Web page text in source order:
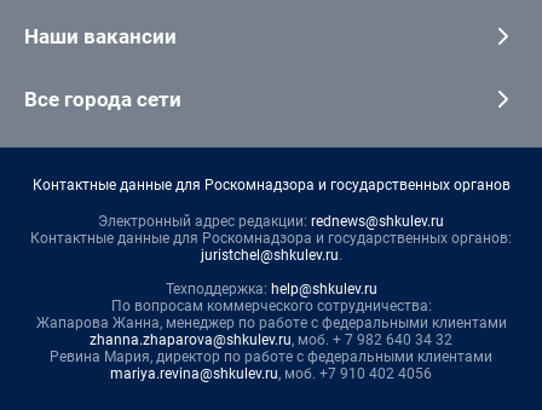
Наши вакансии
Все города сети
Контактные данные для Роскомнадзора и государственных органов
Электронный адрес редакции: rednews@shkulev.ru
Контактные данные для Роскомнадзора и государственных органов:
juristchel@shkulev.ru.
Техподдержка: help@shkulev.ru
По вопросам коммерческого сотрудничества:
Жапарова Жанна, менеджер по работе с федеральными клиентами
zhanna.zhaparova@shkulev.ru, моб. + 7 982 640 34 32
Ревина Мария, директор по работе с федеральными клиентами
mariya.revina@shkulev.ru, моб. +7 910 402 4056